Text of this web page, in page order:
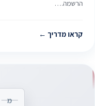
הרשמה.…
קראו מדריך
מ